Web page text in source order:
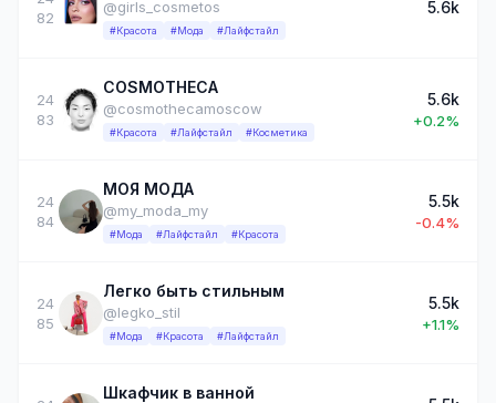
82
@girls_cosmetos
#Красота #Мода #Лайфстайл
5.6k
24
83
COSMOTHECA
@cosmothecamoscow
#Красота #Лайфстайл #Косметика
5.6k
+0.2%
24
84
МОЯ МОДА
@my_moda_my
#Мода #Лайфстайл #Красота
5.5k
-0.4%
24
85
Легко быть стильным
@legko_stil
#Мода #Красота #Лайфстайл
5.5k
+1.1%
Шкафчик в ванной